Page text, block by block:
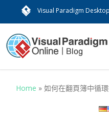
Visual Paradigm Desktop
Home »如何在翻頁簿中循